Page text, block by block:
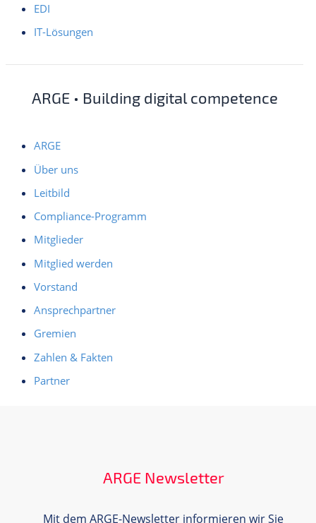
EDI
IT-Lösungen
ARGE • Building digital competence
ARGE
Über uns
Leitbild
Compliance-Programm
Mitglieder
Mitglied werden
Vorstand
Ansprechpartner
Gremien
Zahlen & Fakten
Partner
ARGE Newsletter
Mit dem ARGE-Newsletter informieren wir Sie